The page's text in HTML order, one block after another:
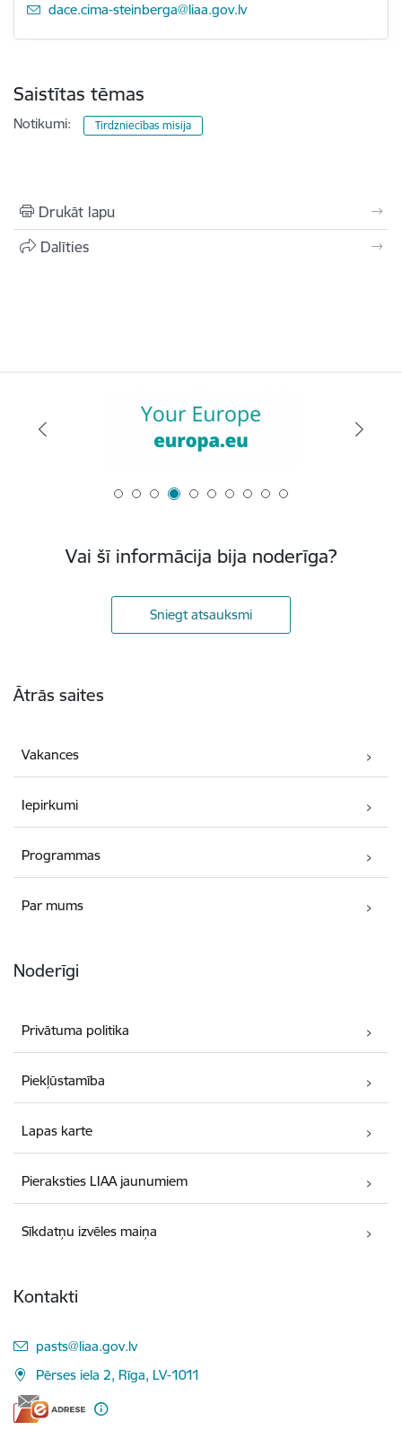
E-pasts:
dace.cima-steinberga@liaa.gov.lv
Saistītas tēmas
Notikumi: Tirdzniecības misija
Drukāt lapu
Dalīties
Vai šī informācija bija noderīga?
Sniegt atsauksmi
Ātrās saites
Vakances
Iepirkumi
Programmas
Par mums
Noderīgi
Privātuma politika
Piekļūstamība
Lapas karte
Pieraksties LIAA jaunumiem
Sīkdatņu izvēles maiņa
Kontakti
E-pasts:
pasts@liaa.gov.lv
Pērses iela 2, Rīga, LV-1011